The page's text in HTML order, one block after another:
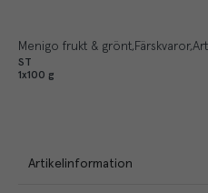
Menigo frukt & grönt Färskvaror
ST
1x100 g
Artikelinformation